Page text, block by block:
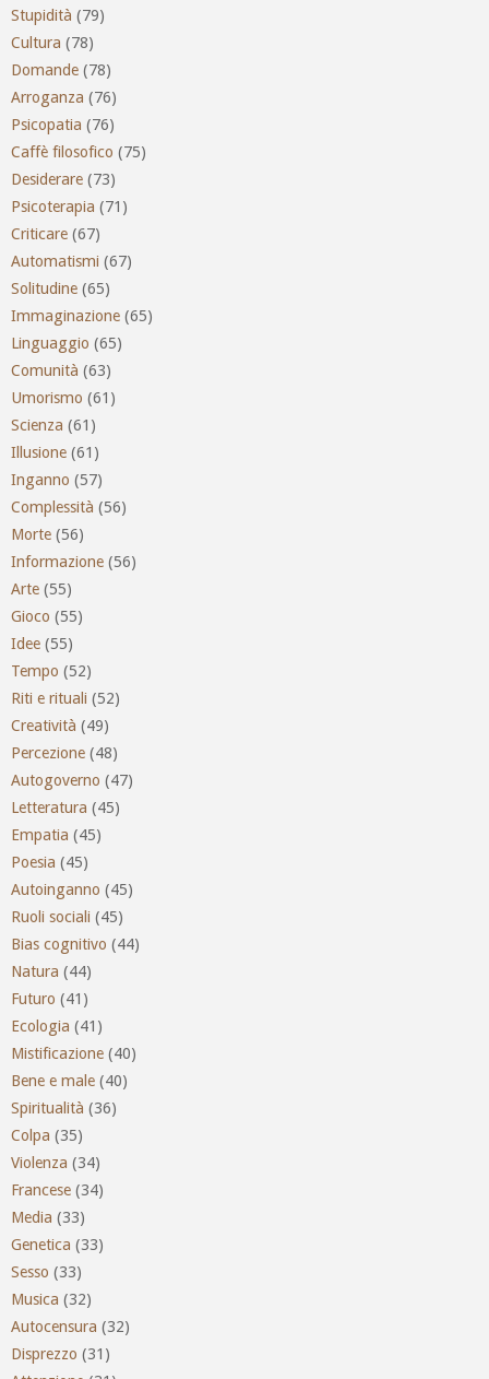
Stupidità (79)
Cultura (78)
Domande (78)
Arroganza (76)
Psicopatia (76)
Caffè filosofico (75)
Desiderare (73)
Psicoterapia (71)
Criticare (67)
Automatismi (67)
Solitudine (65)
Immaginazione (65)
Linguaggio (65)
Comunità (63)
Umorismo (61)
Scienza (61)
Illusione (61)
Inganno (57)
Complessità (56)
Morte (56)
Informazione (56)
Arte (55)
Gioco (55)
Idee (55)
Tempo (52)
Riti e rituali (52)
Creatività (49)
Percezione (48)
Autogoverno (47)
Letteratura (45)
Empatia (45)
Poesia (45)
Autoinganno (45)
Ruoli sociali (45)
Bias cognitivo (44)
Natura (44)
Futuro (41)
Ecologia (41)
Mistificazione (40)
Bene e male (40)
Spiritualità (36)
Colpa (35)
Violenza (34)
Francese (34)
Media (33)
Genetica (33)
Sesso (33)
Musica (32)
Autocensura (32)
Disprezzo (31)